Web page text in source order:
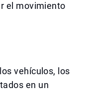
el movimiento
vehículos, los
en un